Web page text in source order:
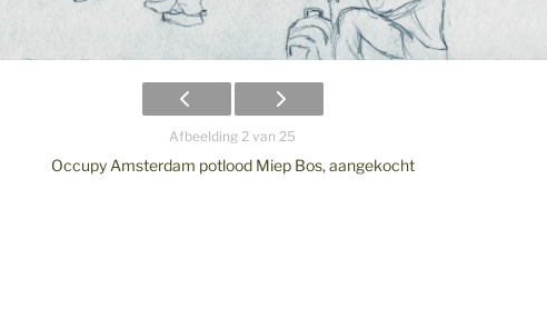
Afbeelding 2 van 25
Occupy Amsterdam potlood Miep Bos, aangekocht